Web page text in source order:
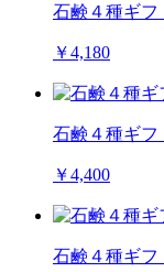
石鹸４種ギ
￥4,180
石鹸４種ギ
￥4,400
石鹸４種ギ